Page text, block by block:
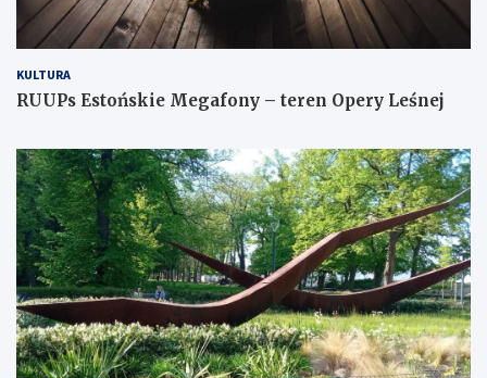
KULTURA
RUUPs Estońskie Megafony – teren Opery Leśnej